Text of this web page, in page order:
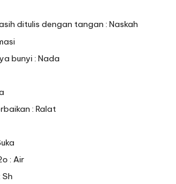
ditulis dengan tangan : Naskah
bunyi : Nada
: Ralat
: Air
Sh